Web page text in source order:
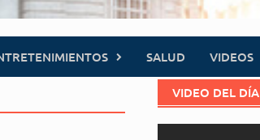
SALUD VIDEOS
VIDEO DEL DÍA